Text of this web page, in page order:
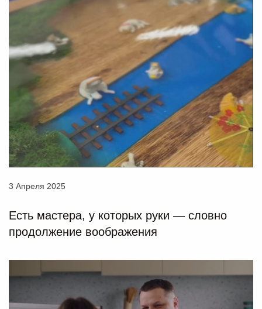
3 Апреля 2025
Есть мастера, у которых руки — словно
продолжение воображения